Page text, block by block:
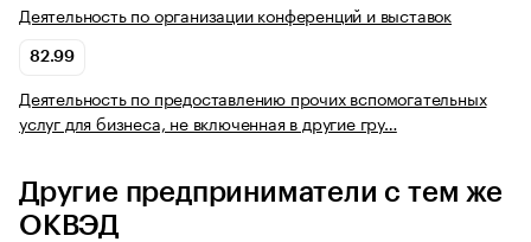
Деятельность по организации конференций и выставок
82.99
Деятельность по предоставлению прочих вспомогательных
услуг для бизнеса, не включенная в другие гру…
Другие предприниматели с тем же
ОКВЭД